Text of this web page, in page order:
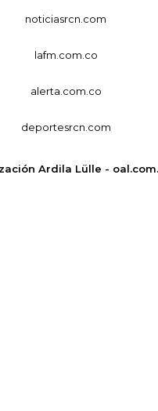
noticiasrcn.com
lafm.com.co
alerta.com.co
deportesrcn.com
Ardila Lülle -